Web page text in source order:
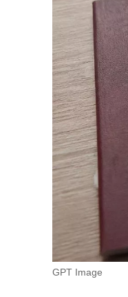
GPT Image